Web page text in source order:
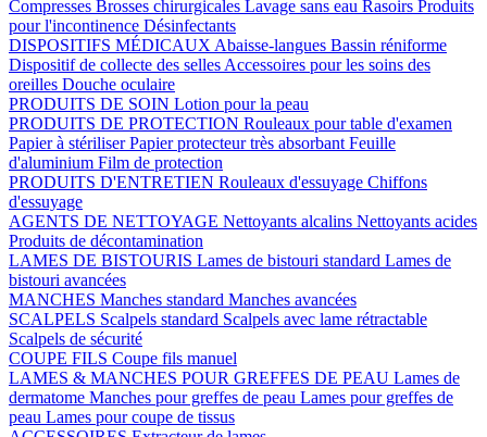
Compresses Brosses chirurgicales Lavage sans eau Rasoirs Produits
pour l'incontinence Désinfectants
DISPOSITIFS MÉDICAUX Abaisse-langues Bassin réniforme
Dispositif de collecte des selles Accessoires pour les soins des
oreilles Douche oculaire
PRODUITS DE SOIN Lotion pour la peau
PRODUITS DE PROTECTION Rouleaux pour table d'examen
Papier à stériliserPapier protecteur très absorbant Feuille
d'aluminium Film de protection
PRODUITS D'ENTRETIEN Rouleaux d'essuyage Chiffons
d'essuyage
AGENTS DE NETTOYAGE Nettoyants alcalins Nettoyants acides
Produits de décontamination
LAMES DE BISTOURIS Lames de bistouri standard Lames de
bistouri avancées
MANCHES Manches standard Manches avancées
SCALPELS Scalpels standard Scalpels avec lame rétractable
Scalpels de sécurité
COUPE FILS Coupe fils manuel
LAMES & MANCHES POUR GREFFES DE PEAU Lames de
dermatome Manches pour greffes de peau Lames pour greffes de
peau Lames pour coupe de tissus